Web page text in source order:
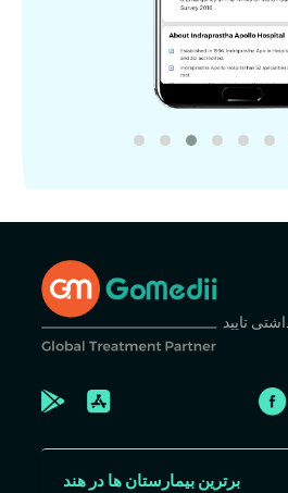
تایید
برترین بیمارستان ها در هند